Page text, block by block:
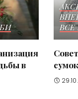
в
ВСЕ